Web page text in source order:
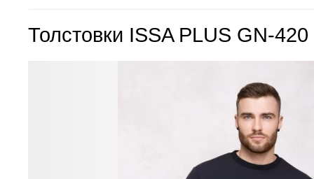
Толстовки ISSA PLUS GN-